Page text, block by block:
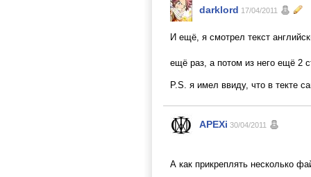
darklord 17/04/2011
И ещё, я смотрел текст
ещё раз, а потом из него ещё 2
P.S. я имел ввиду, что в текте
APEXi 30/04/2011
А как прикреплять несколько